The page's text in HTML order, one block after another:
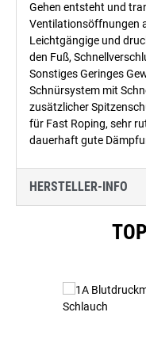
Gehen entsteht und
Ventilationsöffnungen
Leichtgängige und
den Fuß,
Sonstiges Geringes
Schnürsystem mit
zusätzlicher
für Fast Roping, sehr
dauerhaft gute
HERSTELLER-INFO